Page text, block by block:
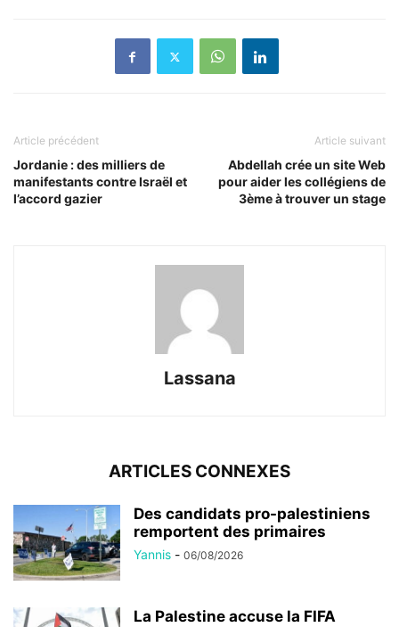
Article précédent
Jordanie : des milliers de
manifestants contre Israël et
l’accord gazier
Article suivant
Abdellah crée un site Web
pour aider les collégiens de
3ème à trouver un stage
Lassana
ARTICLES CONNEXES
Des candidats pro-palestiniens
remportent des primaires
Yannis - 06/08/2026
La Palestine accuse la FIFA